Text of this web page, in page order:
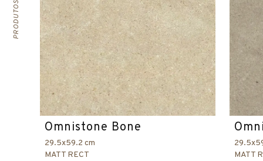
Omnistone Bone
29.5x59.2 cm
MATT RECT
MATT